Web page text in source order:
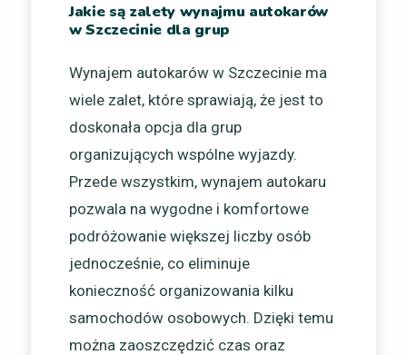
Jakie są zalety wynajmu autokarów
w Szczecinie dla grup
Wynajem autokarów w Szczecinie ma
wiele zalet, które sprawiają, że jest to
doskonała opcja dla grup
organizujących wspólne wyjazdy.
Przede wszystkim, wynajem autokaru
pozwala na wygodne i komfortowe
podróżowanie większej liczby osób
jednocześnie, co eliminuje
konieczność organizowania kilku
samochodów osobowych. Dzięki temu
można zaoszczędzić czas oraz